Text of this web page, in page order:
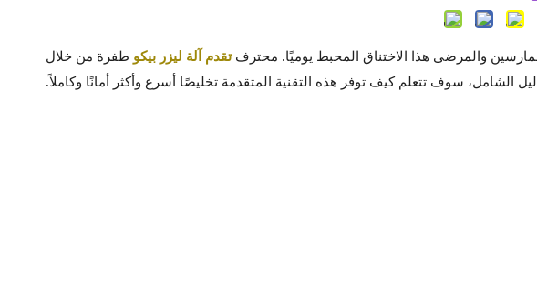
الممارسين والمرضى هذا الاختناق المحبط يوميًا. محترفتقدم آلة ليزر بيكو طفرة من خلال
الشامل، سوف تتعلم كيف توفر هذه التقنية المتقدمة تخليصًا أسرع وأكثر أمانًا وكاملاً.